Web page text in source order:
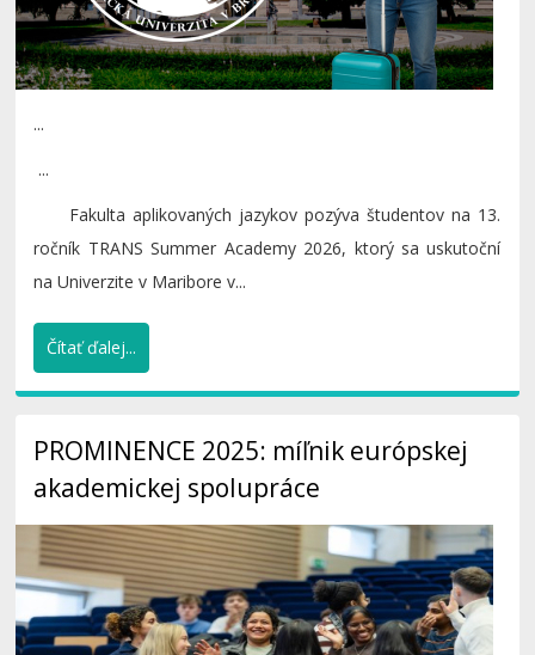
...
...
Fakulta aplikovaných jazykov pozýva študentov na 13.
ročník TRANS Summer Academy 2026, ktorý sa uskutoční
na Univerzite v Maribore v...
Čítať ďalej...
PROMINENCE 2025: míľnik európskej
akademickej spolupráce